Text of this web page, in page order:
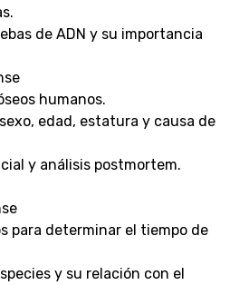
de ADN y su importancia
humanos.
edad, estatura y causa de
y análisis postmortem.
para determinar el tiempo de
y su relación con el